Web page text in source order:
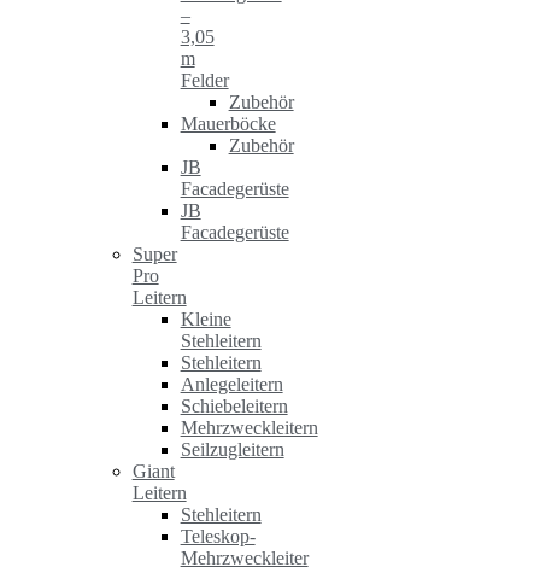
–
3,05
m
Felder
Zubehör
Mauerböcke
Zubehör
JB
Facadegerüste
JB
Facadegerüste
Super
Pro
Leitern
Kleine
Stehleitern
Stehleitern
Anlegeleitern
Schiebeleitern
Mehrzweckleitern
Seilzugleitern
Giant
Leitern
Stehleitern
Teleskop-
Mehrzweckleiter